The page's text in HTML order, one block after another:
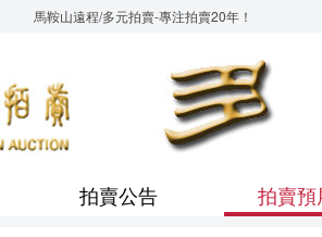
馬鞍山遠程/多元拍賣-專注拍賣20年！
拍賣公告 拍賣